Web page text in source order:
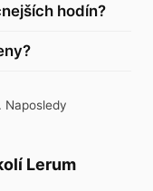
hodín?
. Naposledy
Lerum